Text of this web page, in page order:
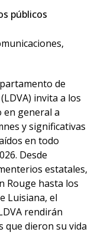
públicos
de
invita a los
en general a
y significativas
en todo
Desde
estatales,
Rouge hasta los
Luisiana, el
rendirán
que dieron su vida